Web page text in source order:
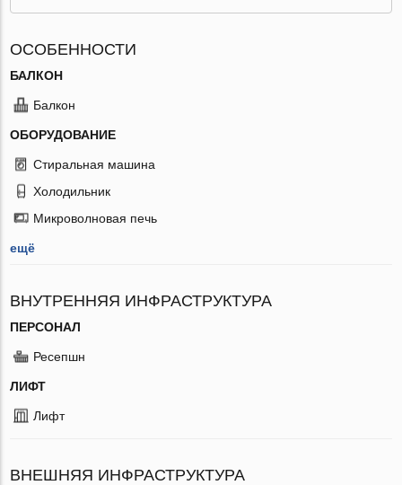
ОСОБЕННОСТИ
БАЛКОН
Балкон
ОБОРУДОВАНИЕ
Стиральная машина
Холодильник
Микроволновая печь
ещё
ВНУТРЕННЯЯ ИНФРАСТРУКТУРА
ПЕРСОНАЛ
Ресепшн
ЛИФТ
Лифт
ВНЕШНЯЯ ИНФРАСТРУКТУРА